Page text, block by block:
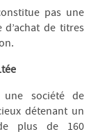
pas une
de titres
une société de
détenant un
plus de 160